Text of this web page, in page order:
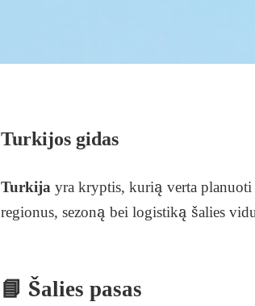
Turkijos gidas
Turkija yra kryptis, kurią verta
regionus, sezoną bei logistiką šalies
📘 Šalies pasas